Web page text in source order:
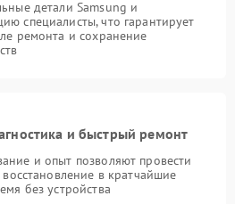
детали Samsung и
специалисты, что гарантирует
ремонта и сохранение
и быстрый ремонт
и опыт позволяют провести
восстановление в кратчайшие
без устройства